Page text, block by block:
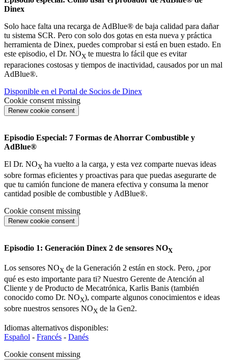
Dinex
Solo hace falta una recarga de AdBlue® de baja calidad para dañar
tu sistema SCR. Pero con solo dos gotas en esta nueva y práctica
herramienta de Dinex, puedes comprobar si está en buen estado. En
este episodio, el Dr. NOX te muestra lo fácil que es evitar
reparaciones costosas y tiempos de inactividad, causados por un mal
AdBlue®.
Disponible en el Portal de Socios de Dinex
Cookie consent missing
Renew cookie consent
Episodio Especial: 7 Formas de Ahorrar Combustible y
AdBlue®
El Dr. NOX ha vuelto a la carga, y esta vez comparte nuevas ideas
sobre formas eficientes y proactivas para que puedas asegurarte de
que tu camión funcione de manera efectiva y consuma la menor
cantidad posible de combustible y AdBlue®.
Cookie consent missing
Renew cookie consent
Episodio 1: Generación Dinex 2 de sensores NOX
Los sensores NOX de la Generación 2 están en stock. Pero, ¿por
qué es esto importante para ti? Nuestro Gerente de Atención al
Cliente y de Producto de Mecatrónica, Karlis Banis (también
conocido como Dr. NOX), comparte algunos conocimientos e ideas
sobre nuestros sensores NOX de la Gen2.
Idiomas alternativos disponibles:
Español - Francés - Danés
Cookie consent missing